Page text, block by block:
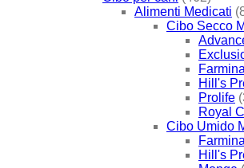
Alimenti Medicati
Cibo Secco
Farmina
Hill's
Prolife
Royal
Cibo Umido
Farmina
Hill's